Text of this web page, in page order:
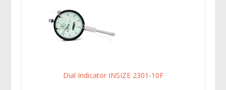
Dial Indicator INSIZE 2301-10F